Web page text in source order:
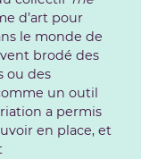
d’art pour
le monde de
brodé des
ou des
un outil
a permis
en place, et